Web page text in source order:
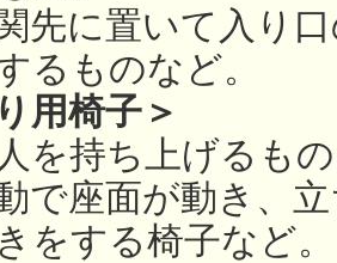
先に置いて入り
るものなど。
用椅子＞
を持ち上げるも
で座面が動き、
をする椅子など。